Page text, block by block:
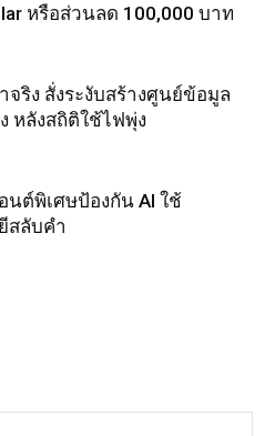
หรือส่วนลด 100,000 บาท
จริง สั่งระงับสร้างศูนย์ข้อมูล
หลังสถิติใช้ไฟพุ่ง
นต์พิเศษป้องกัน AI ใช้
สลับคำ